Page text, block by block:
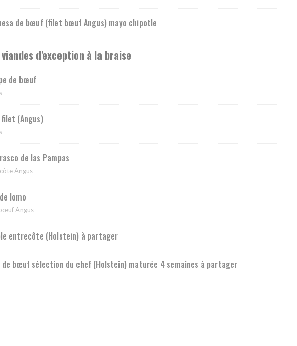
de bœuf (filet bœuf Angus) mayo chipotle
viandes d'exception à la braise
de bœuf
filet (Angus)
de las Pampas
Angus
lomo
Angus
entrecôte (Holstein) à partager
de bœuf sélection du chef (Holstein) maturée 4 semaines à partager